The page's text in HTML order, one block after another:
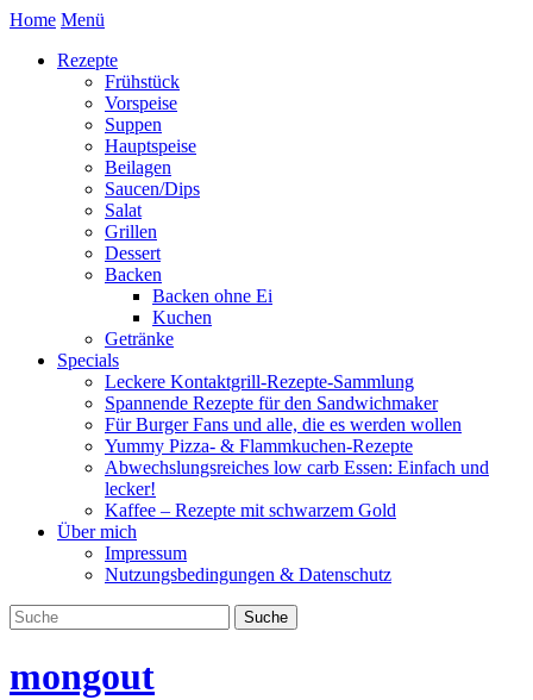
Home Menü
Rezepte
Frühstück
Vorspeise
Suppen
Hauptspeise
Beilagen
Saucen/Dips
Salat
Grillen
Dessert
Backen
Backen ohne Ei
Kuchen
Getränke
Specials
Leckere Kontaktgrill-Rezepte-Sammlung
Spannende Rezepte für den Sandwichmaker
Für Burger Fans und alle, die es werden wollen
Yummy Pizza- & Flammkuchen-Rezepte
Abwechslungsreiches low carb Essen: Einfach und
lecker!
Kaffee – Rezepte mit schwarzem Gold
Über mich
Impressum
Nutzungsbedingungen & Datenschutz
mongout